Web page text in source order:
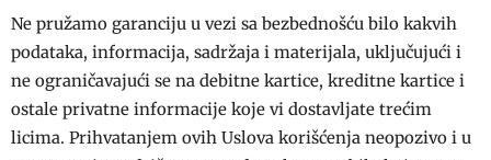
Ne pružamo garanciju u vezi sa bezbednošću bilo kakvih
podataka, informacija, sadržaja i materijala, uključujući i
ne ograničavajući se na debitne kartice, kreditne kartice i
ostale privatne informacije koje vi dostavljate trećim
licima. Prihvatanjem ovih Uslova korišćenja neopozivo i u